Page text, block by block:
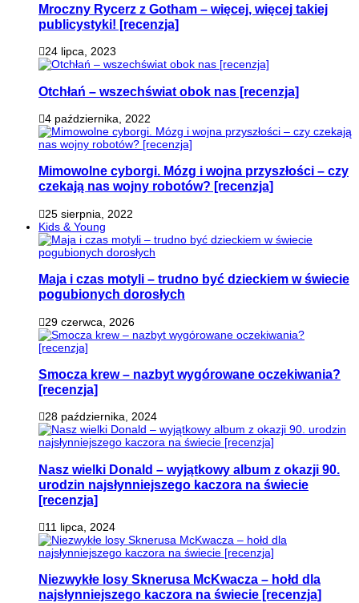
Mroczny Rycerz z Gotham – więcej, więcej takiej
publicystyki! [recenzja]
24 lipca, 2023
Otchłań – wszechświat obok nas [recenzja]
4 października, 2022
Mimowolne cyborgi. Mózg i wojna przyszłości – czy
czekają nas wojny robotów? [recenzja]
25 sierpnia, 2022
Kids & Young
Maja i czas motyli – trudno być dzieckiem w świecie
pogubionych dorosłych
29 czerwca, 2026
Smocza krew – nazbyt wygórowane oczekiwania?
[recenzja]
28 października, 2024
Nasz wielki Donald – wyjątkowy album z okazji 90.
urodzin najsłynniejszego kaczora na świecie
[recenzja]
11 lipca, 2024
Niezwykłe losy Sknerusa McKwacza – hołd dla
najsłynniejszego kaczora na świecie [recenzja]